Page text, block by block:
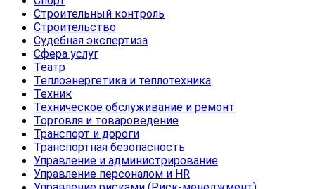
Строительный контроль
Строительство
Судебная экспертиза
Сфера услуг
Театр
Теплоэнергетика и теплотехника
Техник
Техническое обслуживание и ремонт
Торговля и товароведение
Транспорт и дороги
Транспортная безопасность
Управление и администрирование
Управление персоналом и HR